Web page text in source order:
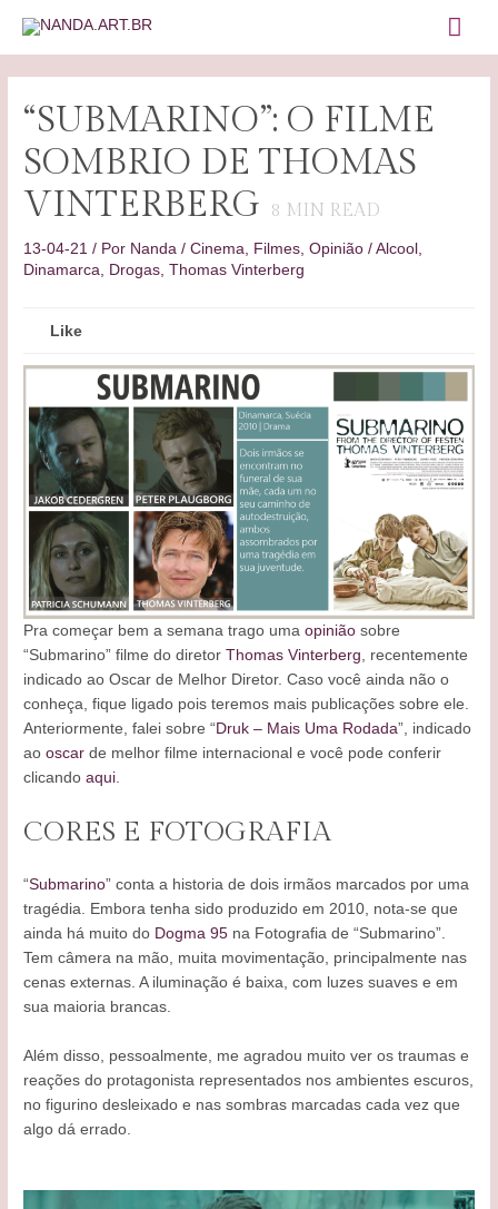
para
o
“SUBMARINO”: O FILME
SOMBRIO DE THOMAS
VINTERBERG
8 MIN READ
13-04-21/ Por Nanda/Cinema Filmes ,Opinião /Alcool
Dinamarca
Drogas ,Thomas Vinterberg
Like
Pra começar bem a semana trago umaopinião sobre
“Submarino” filme do diretorThomas Vinterberg , recentemente
indicado ao Oscar de Melhor Diretor. Caso você ainda não o
conheça, fique ligado pois teremos mais publicações sobre ele.
Anteriormente, falei sobre “ Druk – Mais Uma Rodada”, indicado
aooscarde melhor filme internacional e você pode conferir
clicandoaqui
CORES E FOTOGRAFIA
“Submarino” conta a historia de dois irmãos marcados por uma
tragédia. Embora tenha sido produzido em 2010, nota-se que
ainda há muito do Dogma 95 na Fotografia de “Submarino”.
Tem câmera na mão, muita movimentação, principalmente nas
cenas externas. A iluminação é baixa, com luzes suaves e em
sua maioria brancas.
Além disso, pessoalmente, me agradou muito ver os traumas e
reações do protagonista representados nos ambientes escuros,
no figurino desleixado e nas sombras marcadas cada vez que
algo dá errado.